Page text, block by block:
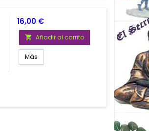
Precio
16,00 €
 Añadir al carrito
Más